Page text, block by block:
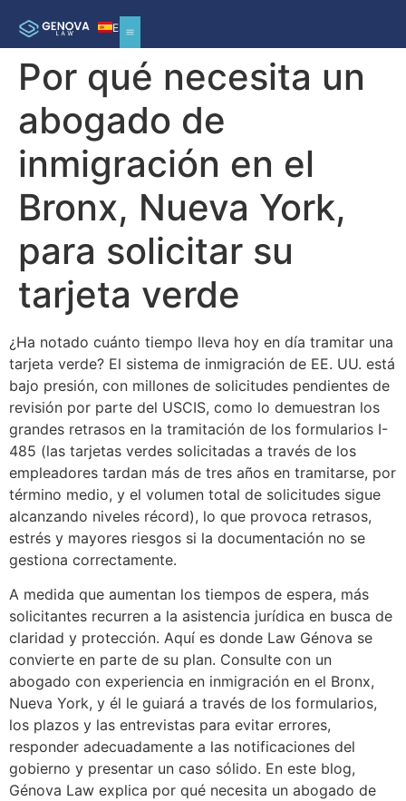
ES
Por qué necesita un
abogado de
inmigración en el
Bronx, Nueva York,
para solicitar su
tarjeta verde
¿Ha notado cuánto tiempo lleva hoy en día tramitar una
tarjeta verde? El sistema de inmigración de EE. UU. está
bajo presión, con millones de solicitudes pendientes de
revisión por parte del USCIS, como lo demuestran los
grandes retrasos en la tramitación de los formularios I-
485 (las tarjetas verdes solicitadas a través de los
empleadores tardan más de tres años en tramitarse, por
término medio, y el volumen total de solicitudes sigue
alcanzando niveles récord), lo que provoca retrasos,
estrés y mayores riesgos si la documentación no se
gestiona correctamente.
A medida que aumentan los tiempos de espera, más
solicitantes recurren a la asistencia jurídica en busca de
claridad y protección. Aquí es donde Law Génova se
convierte en parte de su plan. Consulte con un
abogado con experiencia en inmigración en el Bronx,
Nueva York, y él le guiará a través de los formularios,
los plazos y las entrevistas para evitar errores,
responder adecuadamente a las notificaciones del
gobierno y presentar un caso sólido. En este blog,
Génova Law explica por qué necesita un abogado de